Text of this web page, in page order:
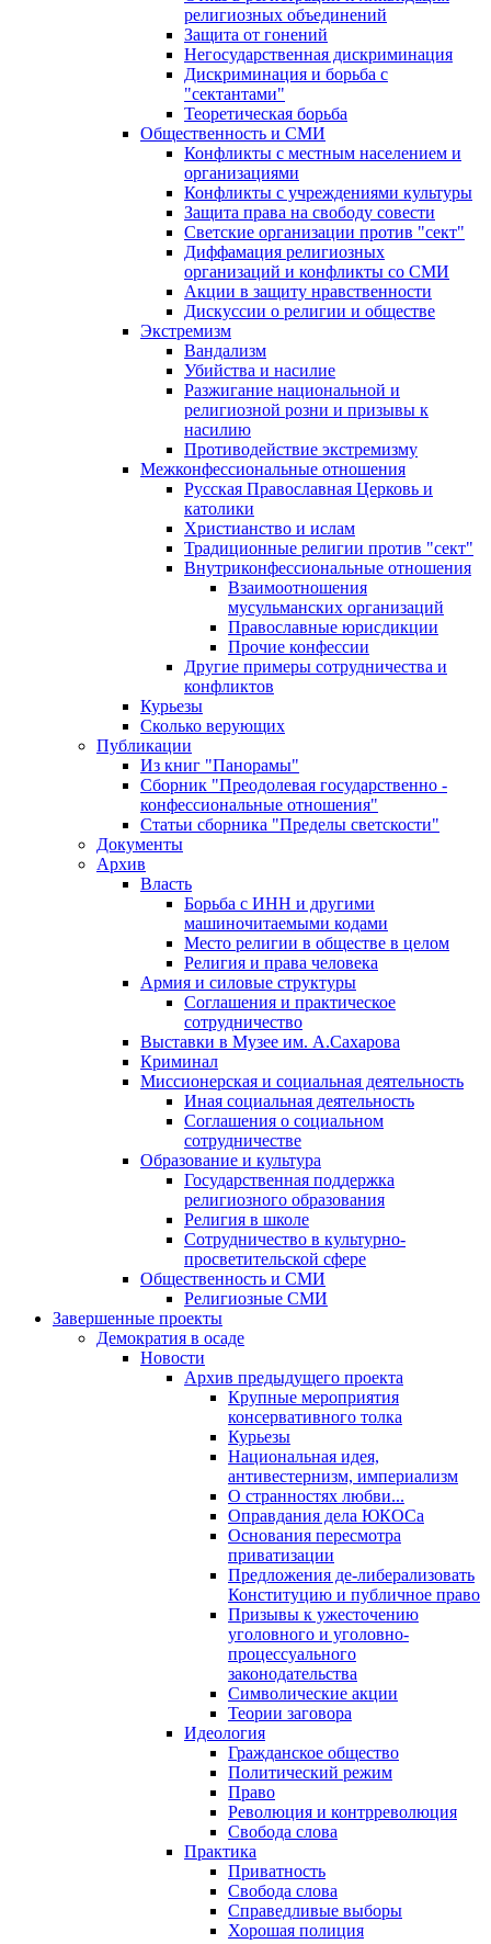
религиозных объединений
Защита от гонений
Негосударственная дискриминация
Дискриминация и борьба с
"сектантами"
Теоретическая борьба
Общественность и СМИ
Конфликты с местным населением и
организациями
Конфликты с учреждениями культуры
Защита права на свободу совести
Светские организации против "сект"
Диффамация религиозных
организаций и конфликты со СМИ
Акции в защиту нравственности
Дискуссии о религии и обществе
Экстремизм
Вандализм
Убийства и насилие
Разжигание национальной и
религиозной розни и призывы к
насилию
Противодействие экстремизму
Межконфессиональные отношения
Русская Православная Церковь и
католики
Христианство и ислам
Традиционные религии против "сект"
Внутриконфессиональные отношения
Взаимоотношения
мусульманских организаций
Православные юрисдикции
Прочие конфессии
Другие примеры сотрудничества и
конфликтов
Курьезы
Сколько верующих
Публикации
Из книг "Панорамы"
Сборник "Преодолевая государственно -
конфессиональные отношения"
Статьи сборника "Пределы светскости"
Документы
Архив
Власть
Борьба с ИНН и другими
машиночитаемыми кодами
Место религии в обществе в целом
Религия и права человека
Армия и силовые структуры
Соглашения и практическое
сотрудничество
Выставки в Музее им. А.Сахарова
Криминал
Миссионерская и социальная деятельность
Иная социальная деятельность
Соглашения о социальном
сотрудничестве
Образование и культура
Государственная поддержка
религиозного образования
Религия в школе
Сотрудничество в культурно-
просветительской сфере
Общественность и СМИ
Религиозные СМИ
Завершенные проекты
Демократия в осаде
Новости
Архив предыдущего проекта
Крупные мероприятия
консервативного толка
Курьезы
Национальная идея,
антивестернизм, империализм
О странностях любви...
Оправдания дела ЮКОСа
Основания пересмотра
приватизации
Предложения де-либерализовать
Конституцию и публичное право
Призывы к ужесточению
уголовного и уголовно-
процессуального
законодательства
Символические акции
Теории заговора
Идеология
Гражданское общество
Политический режим
Право
Революция и контрреволюция
Свобода слова
Практика
Приватность
Свобода слова
Справедливые выборы
Хорошая полиция